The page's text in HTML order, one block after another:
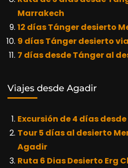
Marrakech
12 días Tánger desierto
9 días Tánger desierto
7 días desde Tánger al
Viajes desde Agadir
Excursión de 4 días
Tour 5 días al desierto
Agadir
Ruta 6 Dias Desierto Erg